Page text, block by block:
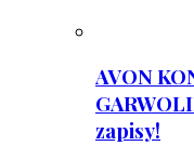
AVON
zapisy!